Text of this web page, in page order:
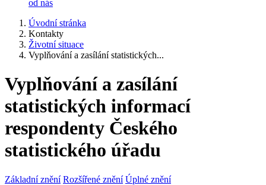
od nás
Úvodní stránka
Kontakty
Životní situace
Vyplňování a zasílání statistických...
Vyplňování a zasílání
statistických informací
respondenty Českého
statistického úřadu
Základní znění Rozšířené znění Úplné znění